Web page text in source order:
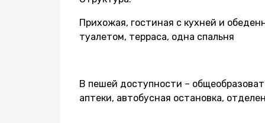
Прихожая, гостиная с кухней и
туалетом, терраса, одна спальня
В пешей доступности –
аптеки, автобусная остановка,